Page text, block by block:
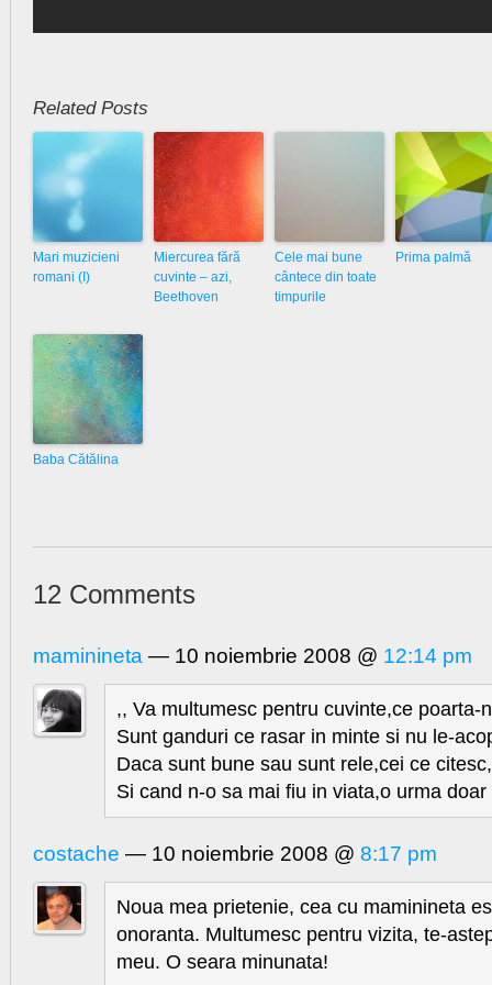
Related Posts
Mari muzicieni
romani (I)
Miercurea fără
cuvinte – azi,
Beethoven
Cele mai bune
cântece din toate
timpurile
Prima palmă
Baba Cătălina
12 Comments
maminineta — 10 noiembrie 2008 @ 12:14 pm
,, Va multumesc pentru cuvinte,ce poarta-
Sunt ganduri ce rasar in minte si nu le-
Daca sunt bune sau sunt rele,cei ce
Si cand n-o sa mai fiu in viata,o urma
costache — 10 noiembrie 2008 @ 8:17 pm
Noua mea prietenie, cea cu maminineta
onoranta. Multumesc pentru vizita, te-
meu. O seara minunata!